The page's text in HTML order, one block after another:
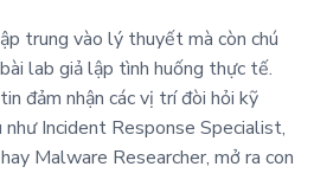
trung vào lý thuyết mà còn chú
lab giả lập tình huống thực tế.
đảm nhận các vị trí đòi hỏi kỹ
như Incident Response Specialist,
Malware Researcher, mở ra con